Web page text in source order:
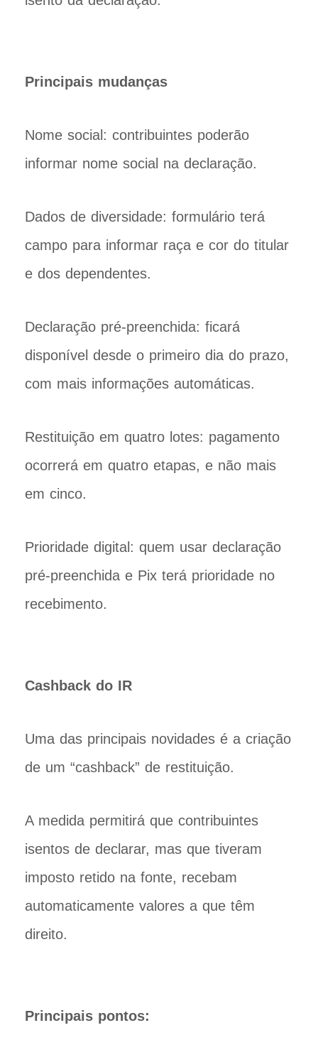
Principais mudanças
Nome social: contribuintes poderão
informar nome social na declaração.
Dados de diversidade: formulário terá
campo para informar raça e cor do titular
e dos dependentes.
Declaração pré-preenchida: ficará
disponível desde o primeiro dia do prazo,
com mais informações automáticas.
Restituição em quatro lotes: pagamento
ocorrerá em quatro etapas, e não mais
em cinco.
Prioridade digital: quem usar declaração
pré-preenchida e Pix terá prioridade no
recebimento.
Cashback do IR
Uma das principais novidades é a criação
de um “cashback” de restituição.
A medida permitirá que contribuintes
isentos de declarar, mas que tiveram
imposto retido na fonte, recebam
automaticamente valores a que têm
direito.
Principais pontos: